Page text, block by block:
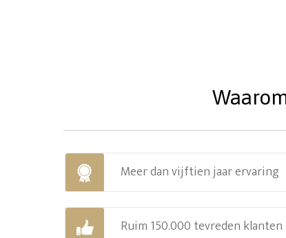
Meer dan vijftien jaar ervaring
Ruim 150.000 tevreden klanten